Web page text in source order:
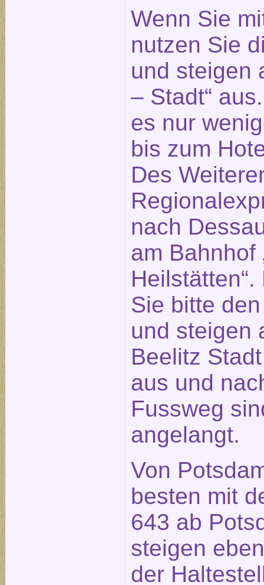
Wenn Sie
nutzen Sie
und steigen
– Stadt“
es nur
bis zum
Des
nach
am Bahnhof
Sie bitte
und steigen
Beelitz
aus und
Fussweg
angelangt.
Von
besten mit
643 ab
steigen
der